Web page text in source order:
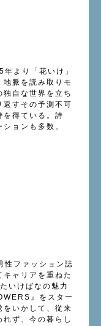
より「花いけ」
脈を読み取りモ
独自な世界を立ち
返すその予測不可
を得ている。詩
ョンも多数。
性ファッション誌
ャリアを重ねた
いけばなの魅力
』をスター
をいかして、従来
ず、今の暮らし